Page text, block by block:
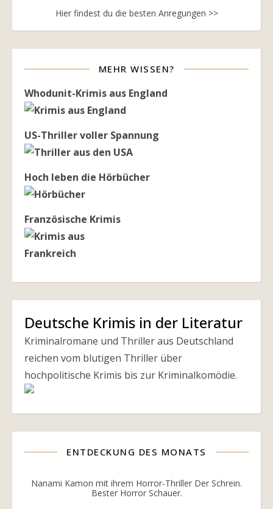
Hier findest du die besten Anregungen >>
MEHR WISSEN?
Whodunit-Krimis aus England
US-Thriller voller Spannung
Hoch leben die Hörbücher
Französische Krimis
Deutsche Krimis in der Literatur
Kriminalromane und Thriller aus Deutschland
reichen vom blutigen Thriller über
hochpolitische Krimis bis zur Kriminalkomödie.
ENTDECKUNG DES MONATS
Nanami Kamon mit ihrem Horror-Thriller Der Schrein.
Bester Horror Schauer.